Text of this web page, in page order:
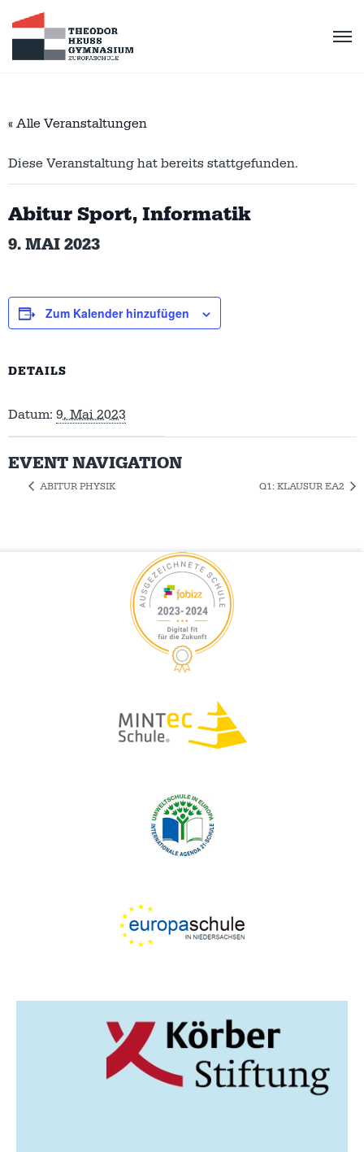
« Alle Veranstaltungen
Diese Veranstaltung hat bereits stattgefunden.
Abitur Sport, Informatik
9. MAI 2023
Zum Kalender hinzufügen
DETAILS
Datum: 9. Mai 2023
EVENT NAVIGATION
ABITUR PHYSIK Q1: KLAUSUR EA2